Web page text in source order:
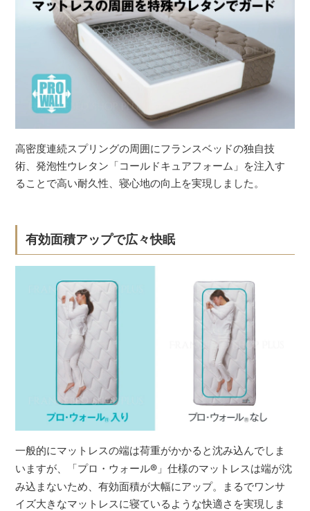
高密度連続スプリングの周囲にフランスベッドの独自技
術、発泡性ウレタン「コールドキュアフォーム」を注入す
ることで高い耐久性、寝心地の向上を実現しました。
有効面積アップで広々快眠
一般的にマットレスの端は荷重がかかると沈み込んでしま
いますが、「プロ・ウォール® 」仕様のマットレスは端が沈
み込まないため、有効面積が大幅にアップ。まるでワンサ
イズ大きなマットレスに寝ているような快適さを実現しま